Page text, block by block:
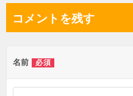
ビ
ー
シ
コメントを残す
名前 必須